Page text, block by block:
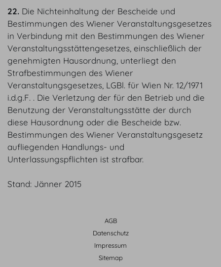
22. Die Nichteinhaltung der Bescheide und
Bestimmungen des Wiener Veranstaltungsgesetzes
in Verbindung mit den Bestimmungen des Wiener
Veranstaltungsstättengesetzes, einschließlich der
genehmigten Hausordnung, unterliegt den
Strafbestimmungen des Wiener
Veranstaltungsgesetzes, LGBl. für Wien Nr. 12/1971
i.d.g.F. . Die Verletzung der für den Betrieb und die
Benutzung der Veranstaltungsstätte der durch
diese Hausordnung oder die Bescheide bzw.
Bestimmungen des Wiener Veranstaltungsgesetz
aufliegenden Handlungs- und
Unterlassungspflichten ist strafbar.
Stand: Jänner 2015
AGB
Datenschutz
Impressum
Sitemap